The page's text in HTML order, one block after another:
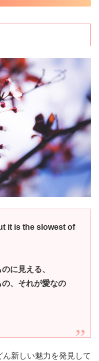
it is the slowest of
に見える、
、それが愛なの
新しい魅力を発見して